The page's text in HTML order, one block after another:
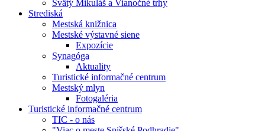
Svätý Mikuláš a Vianočné trhy
Strediská
Mestská knižnica
Mestské výstavné siene
Expozície
Synagóga
Aktuality
Turistické informačné centrum
Mestský mlyn
Fotogaléria
Turistické informačné centrum
TIC - o nás